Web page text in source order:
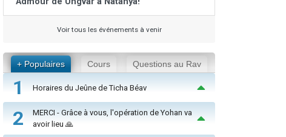
Voir tous les événements à venir
+ Populaires Cours Questions au Rav
1 Horaires du Jeûne de Ticha Béav
2
MERCI - Grâce à vous, l'opération de Yohan va
avoir lieu 🙏